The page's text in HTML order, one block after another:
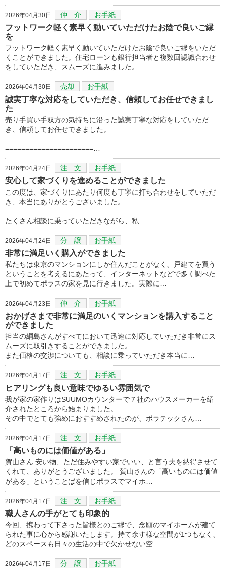
2026年04月30日 仲 介 お手紙
フットワーク軽く素早く動いていただけたお陰で良いご縁
を
フットワーク軽く素早く動いていただけたお陰で良いご縁をいただ
くことができました。住宅ローンも銀行担当者と複数回認識合わせ
をしていただき、スムーズに進みました。
2026年04月30日 売却 お手紙
誠実丁寧な対応をしていただき、信頼してお任せできまし
た
売り手買い手双方の気持ちに沿った誠実丁寧な対応をしていただ
き、信頼してお任せできました。
======================…
2026年04月24日 注 文 お手紙
安心して家づくりを進めることができました
この度は、家づくりにあたり何度も丁寧に打ち合わせをしていただ
き、本当にありがとうございました。
たくさん相談に乗っていただきながら、私…
2026年04月24日 分 譲 お手紙
非常に満足いく購入ができました
私たちは東京のマンションにしか住んだことがなく、戸建てを買う
ということを考えるにあたって、インターネットなどで多く調べた
上で初めてポラスの家を見に行きました。実際に…
2026年04月23日 仲 介 お手紙
おかげさまで非常に満足のいくマンションを講入すること
ができました
担当の綱島さんがすべてにおいて迅速に対応していただき非常にス
ムーズに取引きすることができました。
また価格の交渉についても、相談に乗っていただき本当に…
2026年04月17日 注 文 お手紙
ヒアリングも良い意味でゆるい雰囲気で
我が家の家作りはSUUMOカウンターで７社のハウスメーカーを紹
介されたところから始まりました。
その中でとても強めにおすすめされたのが、ポラテックさん…
2026年04月17日 注 文 お手紙
「高いものには価値がある」
賀山さん 安い物、ただ住みやすい家でいい、と言う夫を納得させて
くれて、ありがとうございました。 賀山さんの「高いものには価値
がある」ということばを信じポラスでマイホ…
2026年04月17日 注 文 お手紙
職人さんの手がとても印象的
今回、携わって下さった皆様とのご縁で、念願のマイホームが建て
られた事に心から感謝いたします。持て余す様な空間が1つもなく、
どのスペースも日々の生活の中で欠かせない空…
2026年04月17日 分 譲 お手紙